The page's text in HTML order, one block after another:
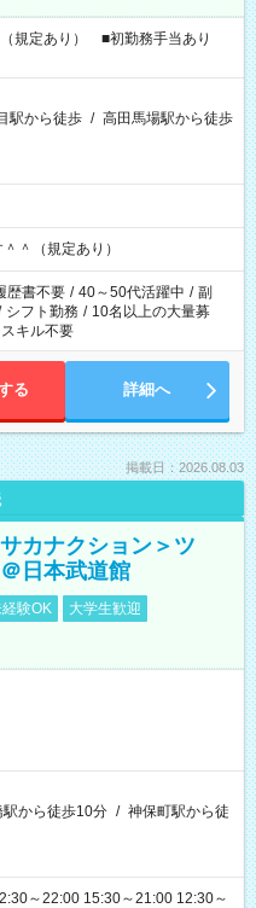
規定あり） ■初勤務手当あり
駅から徒歩 / 高田馬場駅から徒歩
＾（規定あり）
歴書不要 / 40～50代活躍中 / 副
シフト勤務 / 10名以上の大量募
キル不要
る 詳細へ
掲載日：2026.08.03
カナクション＞ツ
日本武道館
験OK
大学生歓迎
駅から徒歩10分 / 神保町駅から徒
～22:00 15:30～21:00 12:30～